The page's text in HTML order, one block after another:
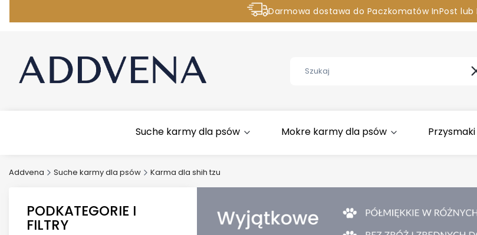
Darmowa dostawa do Paczkomatów InPost lub
Suche karmy dla psów Mokre karmy dla psów
Addvena Suche karmy dla psów Karma dla shih tzu
PODKATEGORIE I
FILTRY